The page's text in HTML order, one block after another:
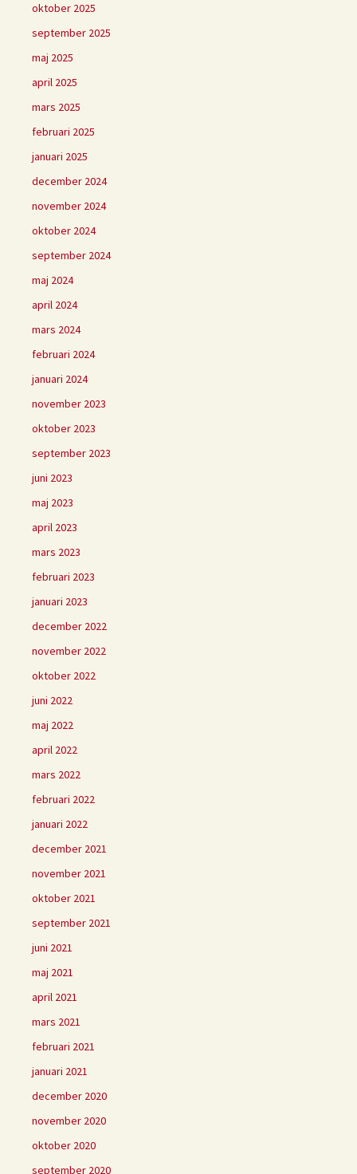
oktober 2025
september 2025
maj 2025
april 2025
mars 2025
februari 2025
januari 2025
december 2024
november 2024
oktober 2024
september 2024
maj 2024
april 2024
mars 2024
februari 2024
januari 2024
november 2023
oktober 2023
september 2023
juni 2023
maj 2023
april 2023
mars 2023
februari 2023
januari 2023
december 2022
november 2022
oktober 2022
juni 2022
maj 2022
april 2022
mars 2022
februari 2022
januari 2022
december 2021
november 2021
oktober 2021
september 2021
juni 2021
maj 2021
april 2021
mars 2021
februari 2021
januari 2021
december 2020
november 2020
oktober 2020
september 2020